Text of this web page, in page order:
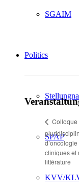
SGAIM
Politics
SPAP
KVV/
Colloque
cliniques et
littérature